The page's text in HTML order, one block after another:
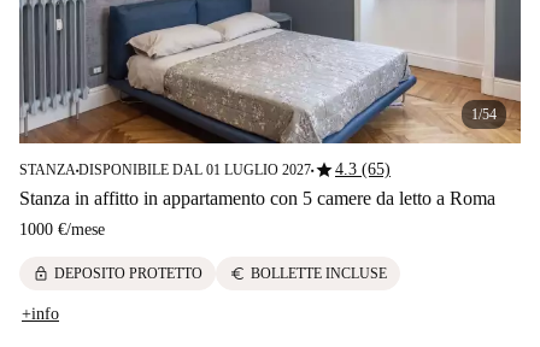
1/54
STANZA■DISPONIBILE DAL 01 LUGLIO 2027■star4.3 (65)
Stanza in affitto in appartamento con 5 camere da letto a Roma
1000 €/mese
lock DEPOSITO PROTETTO euro BOLLETTE INCLUSE
+info